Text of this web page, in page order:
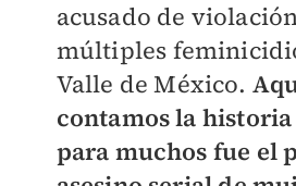
acusado de
múltiples
Valle de México.
contamos la
para muchos fue el